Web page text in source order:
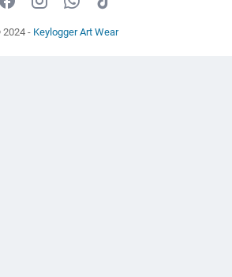
- Keylogger Art Wear